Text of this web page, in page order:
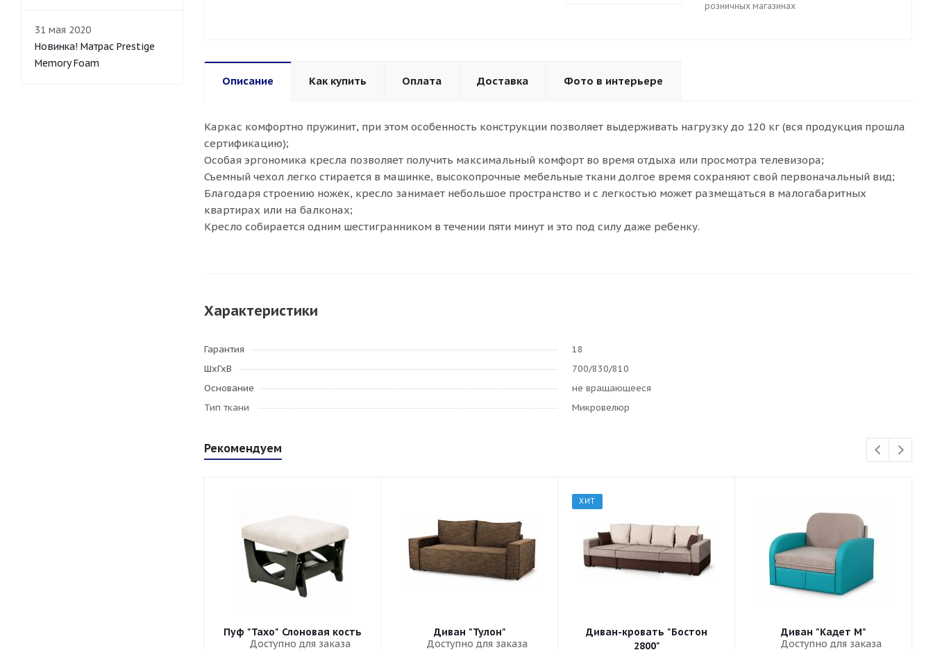
розничных магазинах
Описание Как купить Оплата Доставка Фото в интерьере
Каркас комфортно пружинит, при этом особенность конструкции позволяет выдерживать нагрузку до 120 кг (вся продукция прошла
сертификацию);
Особая эргономика кресла позволяет получить максимальный комфорт во время отдыха или просмотра телевизора;
Съемный чехол легко стирается в машинке, высокопрочные мебельные ткани долгое время сохраняют свой первоначальный вид;
Благодаря строению ножек, кресло занимает небольшое пространство и с легкостью может размещаться в малогабаритных
квартирах или на балконах;
Кресло собирается одним шестигранником в течении пяти минут и это под силу даже ребенку.
Характеристики
Гарантия
18
ШхГхВ
700/830/810
Основание
не вращающееся
Тип ткани
Микровелюр
Рекомендуем
Пуф "Тахо" Слоновая кость
Доступно для заказа
Диван "Тулон"
Доступно для заказа
ХИТ
Диван-кровать "Бостон
2800"
Диван "Кадет М"
Доступно для заказа
31 мая 2020
Новинка! Матрас Prestige
Memory Foam